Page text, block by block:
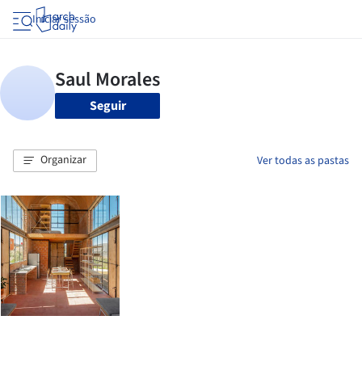
Iniciar sessão
Seguir
Organizar Ver todas as pastas